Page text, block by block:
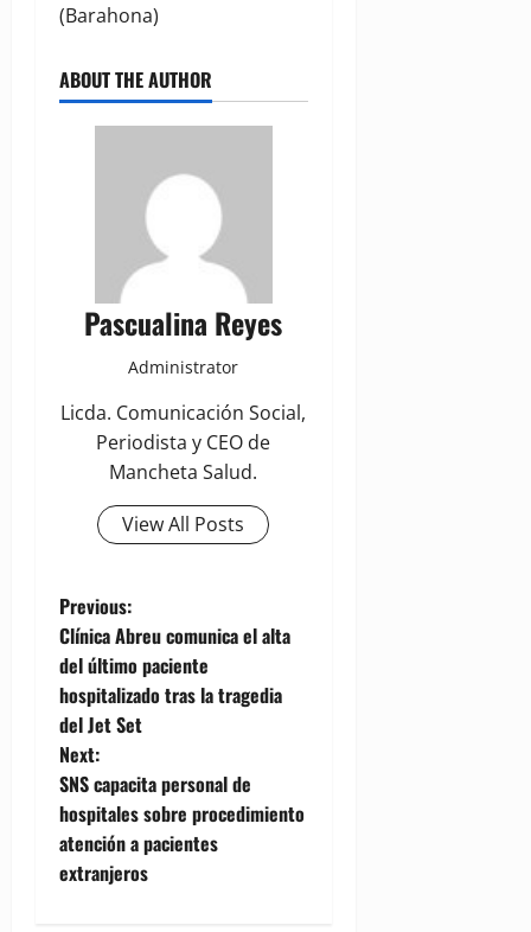
(Barahona)
ABOUT THE AUTHOR
Pascualina Reyes
Administrator
Licda. Comunicación Social,
Periodista y CEO de
Mancheta Salud.
View All Posts
P
o
s
t
n
a
Previous:
Clínica Abreu comunica el alta
del último paciente
hospitalizado tras la tragedia
del Jet Set
Next:
SNS capacita personal de
hospitales sobre procedimiento
atención a pacientes
extranjeros